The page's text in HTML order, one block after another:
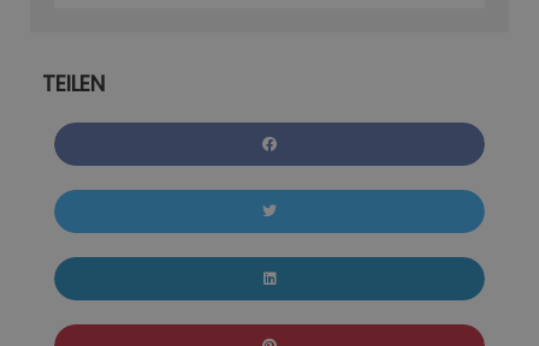
TEILEN